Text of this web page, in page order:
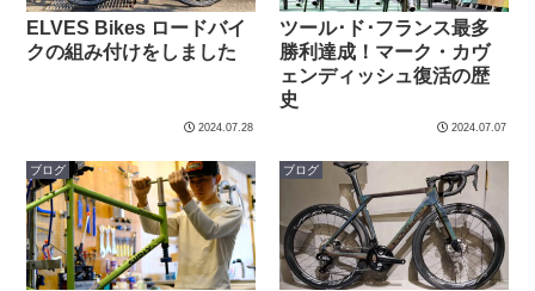
ELVES Bikes ロードバイ
クの組み付けをしました
2024.07.28
ツール･ド･フランス最多
勝利達成！マーク・カヴ
ェンディッシュ復活の歴
史
2024.07.07
ブログ ブログ